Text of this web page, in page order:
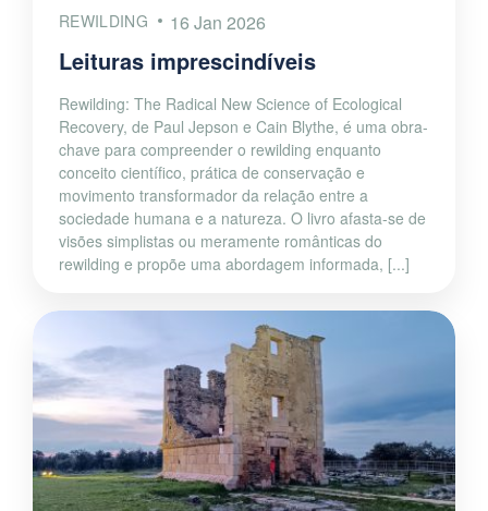
REWILDING 16 Jan 2026
Leituras imprescindíveis
Rewilding: The Radical New Science of Ecological
Recovery, de Paul Jepson e Cain Blythe, é uma obra-
chave para compreender o rewilding enquanto
conceito científico, prática de conservação e
movimento transformador da relação entre a
sociedade humana e a natureza. O livro afasta-se de
visões simplistas ou meramente românticas do
rewilding e propõe uma abordagem informada, [...]